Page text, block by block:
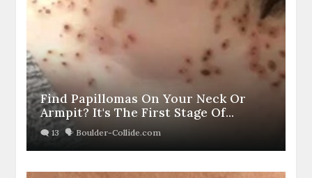
Find Papillomas On Your Neck Or
Armpit? It's The First Stage Of...